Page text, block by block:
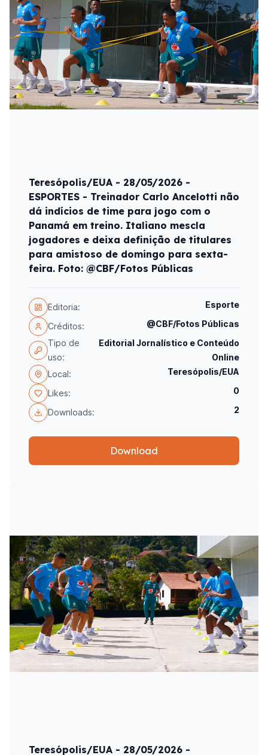
Teresópolis/EUA - 28/05/2026 -
ESPORTES - Treinador Carlo Ancelotti não
dá indícios de time para jogo com o
Panamá em treino. Italiano mescla
jogadores e deixa definição de titulares
para amistoso de domingo para sexta-
feira. Foto: @CBF/Fotos Públicas
Editoria: Esporte
Créditos:
@CBF/Fotos Públicas
Tipo de
uso:
Editorial Jornalístico e Conteúdo
Online
Local:
Teresópolis/EUA
Likes: 0
Downloads: 2
Download
Teresópolis/EUA - 28/05/2026 -